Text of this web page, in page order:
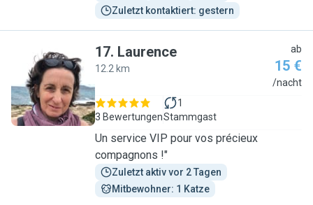
Zuletzt kontaktiert: gestern
L
17. Laurence
12.2 km
ab
15 €
/nacht
3 Bewertungen
1
Stammgast
Un service VIP pour vos précieux
compagnons !"
Zuletzt aktiv vor 2 Tagen
Mitbewohner: 1 Katze